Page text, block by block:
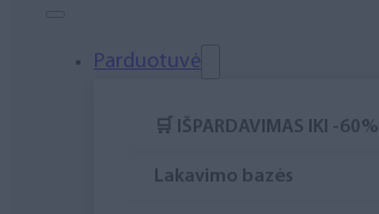
Higiena
Parduotuvė
🛒 IŠPARDAVIMAS IKI -60%
Lakavimo bazės